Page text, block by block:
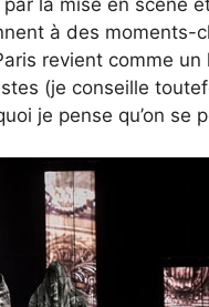
à des moments-
revient comme
(je conseille
je pense qu’on se